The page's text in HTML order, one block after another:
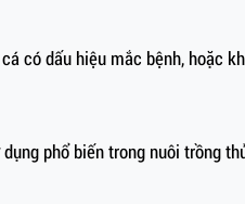
có dấu hiệu mắc bệnh, hoặc
phổ biến trong nuôi trồng